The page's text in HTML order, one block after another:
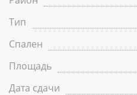
Тип
Спален
Площадь
Дата сдачи